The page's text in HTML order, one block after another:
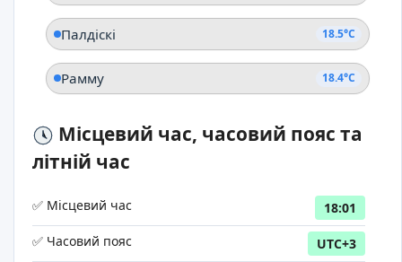
Палдіскі 18.5°C
Рамму 18.4°C
Місцевий час, часовий пояс та
літній час
✅ Місцевий час
18:01
✅ Часовий пояс
UTC+3